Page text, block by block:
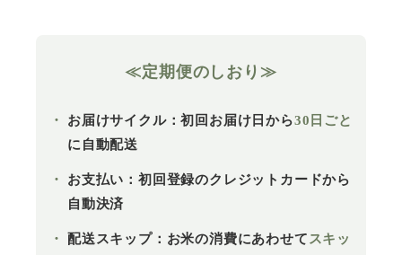
≪定期便のしおり≫
お届けサイクル：初回お届け日から30日ごと
に自動配送
お支払い： 初回登録のクレジットカードから
自動決済
配送スキップ： お米の消費にあわせて スキッ